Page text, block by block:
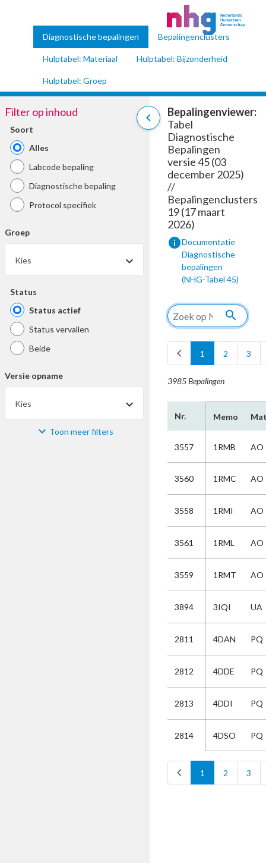
Diagnostische bepalingen Bepalingenclusters
Hulptabel: Materiaal Hulptabel: Bijzonderheid
Hulptabel: Groep
chevron_left
Filter op inhoud
Soort
Alles
Labcode bepaling
Diagnostische bepaling
Protocol specifiek
Groep
Kies
Status
Status actief
Status vervallen
Beide
Versie opname
Kies
Materiaal Toon meer filters
Bepalingenviewer:
Tabel
Diagnostische
Bepalingen
versie 45 (03
december 2025)
//
Bepalingenclusters
19 (17 maart
2026)
infoDocumentatie
Diagnostische
bepalingen
(NHG-Tabel 45)
search
chevron_left 1 2 3
3985 Bepalingen
Nr. Memo arrow_drop_down
3557 1RMB AO
3560 1RMC AO
3558 1RMI AO
3561 1RML AO
3559 1RMT AO
3894 3IQI UA
2811 4DAN PQ
2812 4DDE PQ
2813 4DDI PQ
2814 4DSO PQ
chevron_left 1 2 3